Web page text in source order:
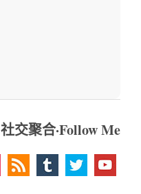
社交聚合·Follow Me